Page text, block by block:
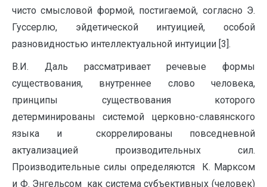
чисто смысловой формой, постигаемой, согласно Э.
Гуссерлю, эйдетической интуицией, особой
разновидностью интеллектуальной интуиции [3].
В.И. Даль рассматривает речевые формы
существования, внутреннее слово человека,
принципы существования которого
детерминированы системой церковно-славянского
языка и скоррелированы повседневной
актуализацией производительных сил.
Производительные силы определяются К. Марксом
и Ф. Энгельсом как система субъективных (человек)